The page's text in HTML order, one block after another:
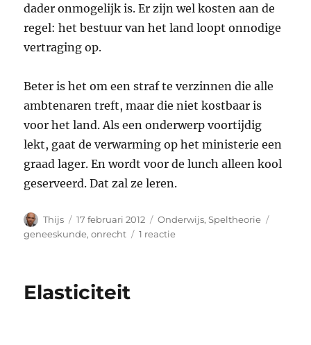
dader onmogelijk is. Er zijn wel kosten aan de
regel: het bestuur van het land loopt onnodige
vertraging op.
Beter is het om een straf te verzinnen die alle
ambtenaren treft, maar die niet kostbaar is
voor het land. Als een onderwerp voortijdig
lekt, gaat de verwarming op het ministerie een
graad lager. En wordt voor de lunch alleen kool
geserveerd. Dat zal ze leren.
Auteur
Thijs
Geplaatst
op
17 februari 2012 Categorieën
Onderwijs,Speltheorie
geneeskunde,onrecht 1 reactieop
Elasticiteit